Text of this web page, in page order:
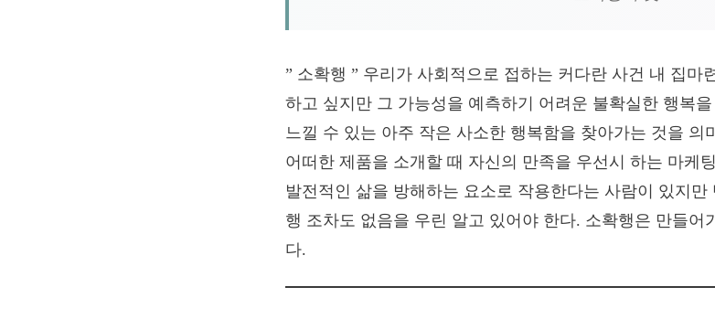
” 소확행 ” 우리가 사회적으로 접하는 커다란 사건 내 집마
하고 싶지만 그 가능성을 예측하기 어려운 불확실한 행복
느낄 수 있는 아주 작은 사소한 행복함을 찾아가는 것을 의
어떠한 제품을 소개할 때 자신의 만족을 우선시 하는 마케
발전적인 삶을 방해하는 요소로 작용한다는 사람이 있지
행 조차도 없음을 우린 알고 있어야 한다. 소확행은 만들어
다.